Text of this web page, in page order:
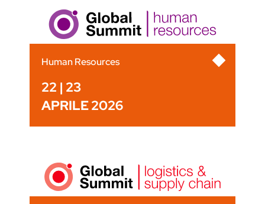
Human Resources
22 | 23
APRILE 2026